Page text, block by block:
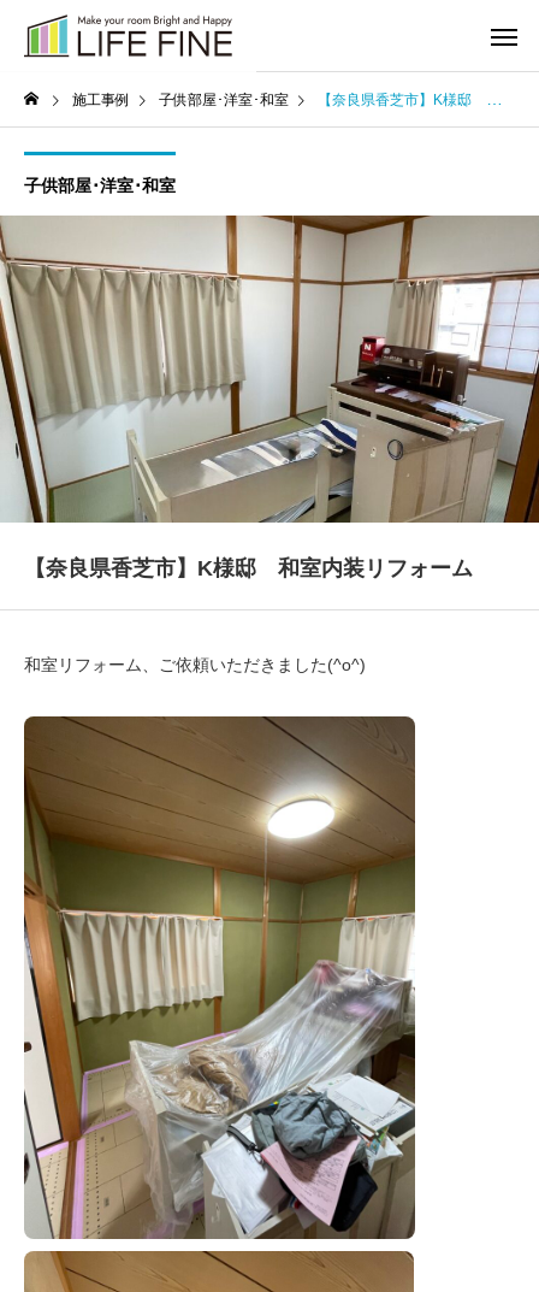
施工事例 子供部屋･洋室･和室 【奈良県香芝市】K様邸 和室内装リフォーム
子供部屋･洋室･和室
【奈良県香芝市】K様邸 和室内装リフォーム
和室リフォーム、ご依頼いただきました(^o^)